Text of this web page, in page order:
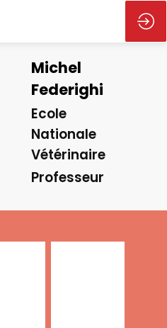
Michel
Federighi
Ecole
Nationale
Vétérinaire
Professeur